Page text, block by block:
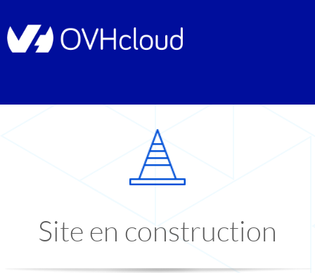
Site en construction